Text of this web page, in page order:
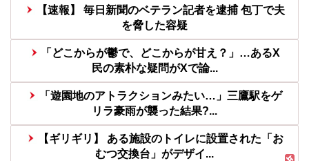
【速報】 毎日新聞のベテラン記者を逮捕 包丁で夫
を脅した容疑
「どこからが鬱で、どこからが甘え？」…あるX
民の素朴な疑問がXで論...
「遊園地のアトラクションみたい…」三鷹駅をゲ
リラ豪雨が襲った結果?...
【ギリギリ】 ある施設のトイレに設置された「お
むつ交換台」がデザイ...